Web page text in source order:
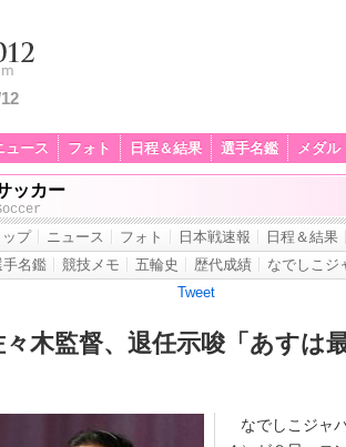
ュース フォト 日程＆結果 選手名鑑 メダル
ッカー
ップ ニュース フォト 日本戦速報 日程＆結果
手名鑑
競技メモ 五輪史 歴代成績
なでしこジ
Tweet
木監督、退任示唆「あすは最
なでしこジャ